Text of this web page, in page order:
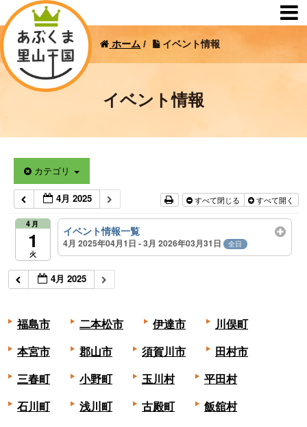
ホーム / イベント情報
イベント情報
カテゴリ
4月 2025 すべて閉じる すべて開く
4月
1
火
イベント情報一覧
4月 2025年04月1日 - 3月 2026年03月31日 全日
4月 2025
福島市 二本松市 伊達市 川俣町
本宮市 郡山市 須賀川市 田村市
三春町 小野町 玉川村 平田村
石川町 浅川町 古殿町 飯舘村